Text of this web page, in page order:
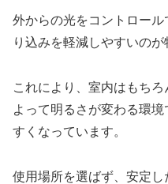
外からの光をコントロー
り込みを軽減しやすいのが
これにより、室内はもち
よって明るさが変わる環
すくなっています。
使用場所を選ばず、安定